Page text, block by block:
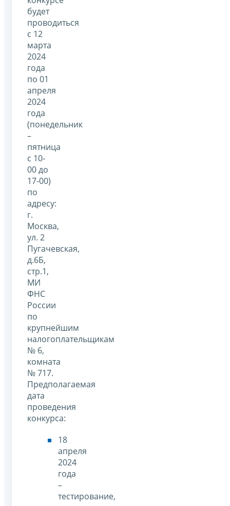
будет
проводиться
с 12
марта
2024
года
по 01
апреля
2024
года
(понедельник
–
пятница
с 10-
00 до
17-00)
по
адресу:
г.
Москва,
ул. 2
Пугачевская,
д.6Б,
стр.1,
МИ
ФНС
России
по
крупнейшим
налогоплательщикам
№ 6,
комната
№ 717.
Предполагаемая
дата
проведения
конкурса:
18
апреля
2024
года
–
тестирование,